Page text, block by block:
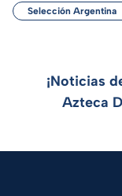
Selección Argentina
¡Noticias
Azteca